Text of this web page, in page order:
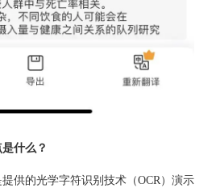
什么？
的光学字符识别技术（OCR）演示